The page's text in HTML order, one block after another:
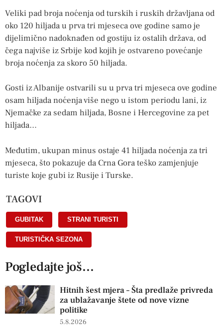
Veliki pad broja noćenja od turskih i ruskih državljana od
oko 120 hiljada u prva tri mjeseca ove godine samo je
dijelimično nadoknađen od gostiju iz ostalih država, od
čega najviše iz Srbije kod kojih je ostvareno povećanje
broja noćenja za skoro 50 hiljada.
Gosti iz Albanije ostvarili su u prva tri mjeseca ove godine
osam hiljada noćenja više nego u istom periodu lani, iz
Njemačke za sedam hiljada, Bosne i Hercegovine za pet
hiljada…
Međutim, ukupan minus ostaje 41 hiljada noćenja za tri
mjeseca, što pokazuje da Crna Gora teško zamjenjuje
turiste koje gubi iz Rusije i Turske.
TAGOVI
GUBITAK STRANI TURISTI
TURISTIČKA SEZONA
Pogledajte još...
Hitnih šest mjera – Šta predlaže privreda
za ublažavanje štete od nove vizne
politike
5.8.2026